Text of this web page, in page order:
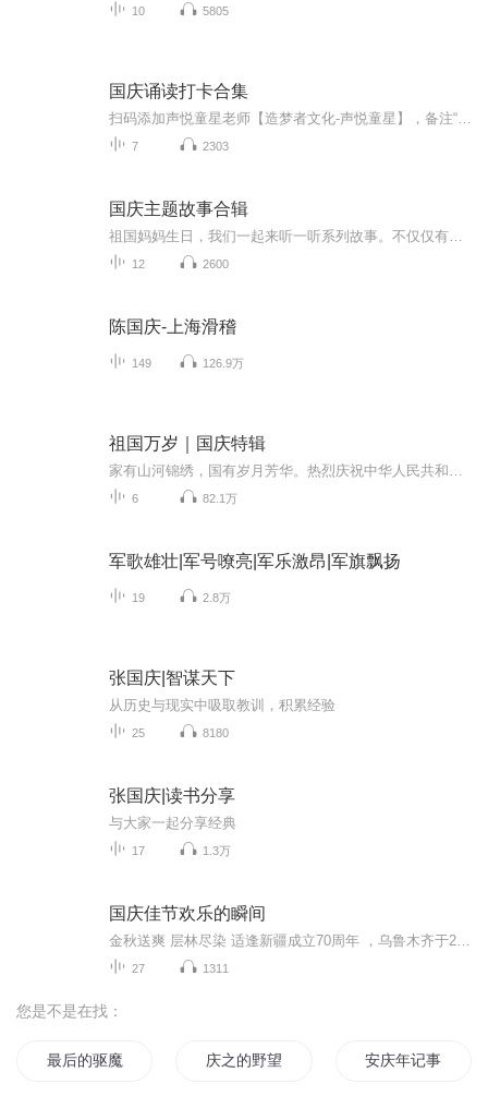
10 5805
国庆诵读打卡合集
7 2303
国庆主题故事合辑
12 2600
陈国庆-上海滑稽
149 126.9万
祖国万岁｜国庆特辑
6 82.1万
军歌雄壮|军号嘹亮|军乐激昂|军旗飘扬
19 2.8万
张国庆|智谋天下
从历史与现实中吸取教训，积累经验
25 8180
张国庆|读书分享
与大家一起分享经典
17 1.3万
国庆佳节欢乐的瞬间
27 1311
您是不是在找：
最后的驱魔人午夜碟仙 庆之的野望 安庆年记事